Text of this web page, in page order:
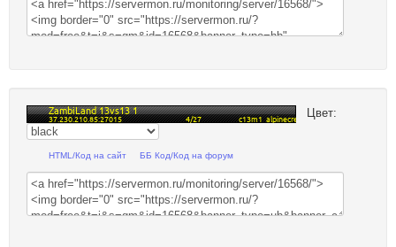
Цвет:
HTML/Код на сайт ББ Код/Код на форум